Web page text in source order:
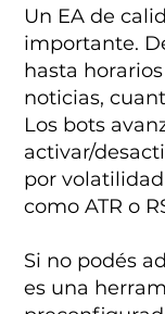
Un EA de
importante.
hasta
noticias,
Los bots
activar/
por
como ATR o
Si no podés
es una